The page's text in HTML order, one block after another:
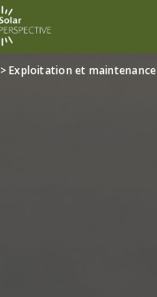
>Exploitation et maintenance